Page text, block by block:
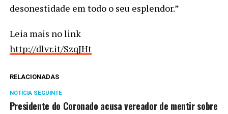
desonestidade em todo o seu esplendor.”
Leia mais no link
http://dlvr.it/SzqJHt
RELACIONADAS
NOTÍCIA SEGUINTE
Presidente do Coronado acusa vereador de mentir sobre